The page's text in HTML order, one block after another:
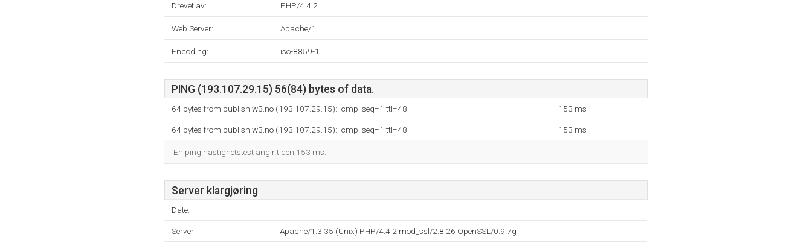
Drevet av: PHP/4.4.2
Web Server: Apache/1
Encoding: iso-8859-1
PING (193.107.29.15) 56(84) bytes of data.
64 bytes from publish.w3.no (193.107.29.15): icmp_seq=1 ttl=48 153 ms
64 bytes from publish.w3.no (193.107.29.15): icmp_seq=1 ttl=48 153 ms
En ping hastighetstest angir tiden 153 ms.
Server klargjøring
Date: --
Server: Apache/1.3.35 (Unix) PHP/4.4.2 mod_ssl/2.8.26 OpenSSL/0.9.7g